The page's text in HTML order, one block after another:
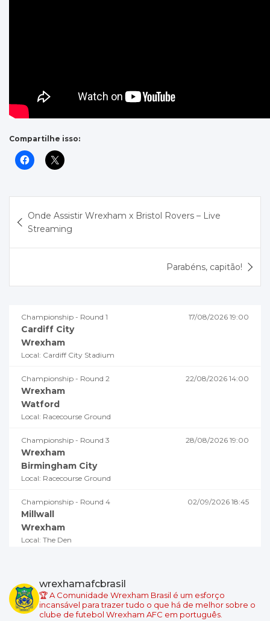
Compartilhe isso:
de
Post
Onde Assistir Wrexham x Bristol Rovers – Live
Streaming
Parabéns, capitão!
Championship - Round 1 17/08/2026 19:00
Cardiff City
Wrexham
Local: Cardiff City Stadium
Championship - Round 2 22/08/2026 14:00
Wrexham
Watford
Local: Racecourse Ground
Championship - Round 3 28/08/2026 19:00
Wrexham
Birmingham City
Local: Racecourse Ground
Championship - Round 4 02/09/2026 18:45
Millwall
Wrexham
Local: The Den
Wrexham
Local: Swansea.com Stadium
wrexhamafcbrasil
🏆 A Comunidade Wrexham Brasil é um esforço
incansável para trazer tudo o que há de melhor sobre o
clube de futebol Wrexham AFC em português.